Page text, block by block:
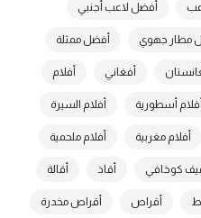
أفضل لاعب أجنبي
مطار جهوي أفضل ممثلة
أفغاني أفلام
أفلام أسطورية أفلام السيرة
أفلام مغربية أفلام ملحمية
كوخافي أقاذ أقالة
أقراص أقراص مخدرة